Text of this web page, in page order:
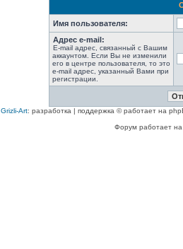
Имя пользователя:
Адрес e-mail:
E-mail адрес, связанный с Вашим
аккаунтом. Если Вы не изменили
его в центре пользователя, то это
e-mail адрес, указанный Вами при
регистрации.
Grizli-Art: разработка | поддержка © работает на
Форум работает